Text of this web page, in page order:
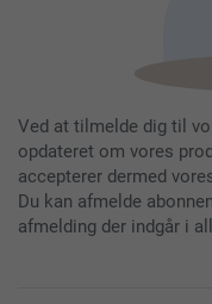
Ved at tilmelde dig til
opdateret om vores
accepterer dermed
Du kan afmelde
afmelding der indgår i